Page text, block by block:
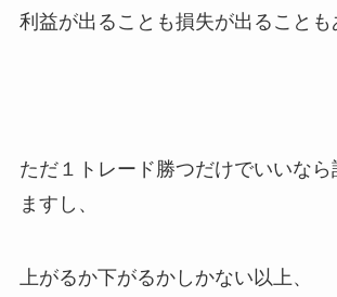
利益が出ることも損失が出ることも
ただ１トレード勝つだけでいいなら
ますし、
上がるか下がるかしかない以上、